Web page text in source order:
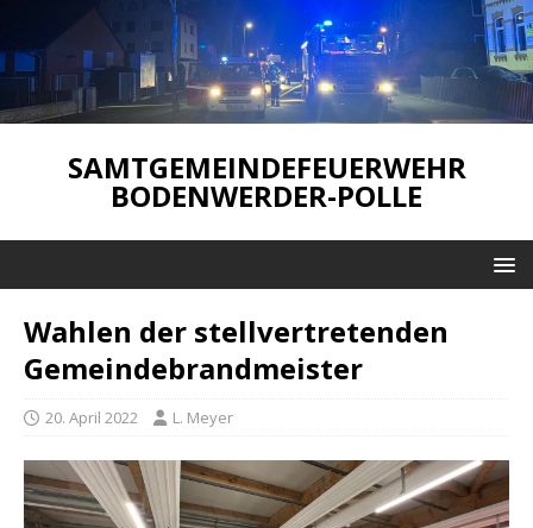
SAMTGEMEINDEFEUERWEHR
BODENWERDER-POLLE
Wahlen der stellvertretenden
Gemeindebrandmeister
20. April 2022 L. Meyer